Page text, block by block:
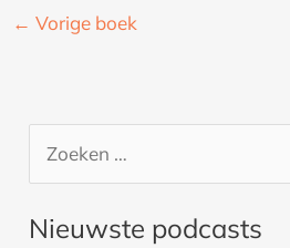
← Vorige boek
e
Nieuwste podcasts